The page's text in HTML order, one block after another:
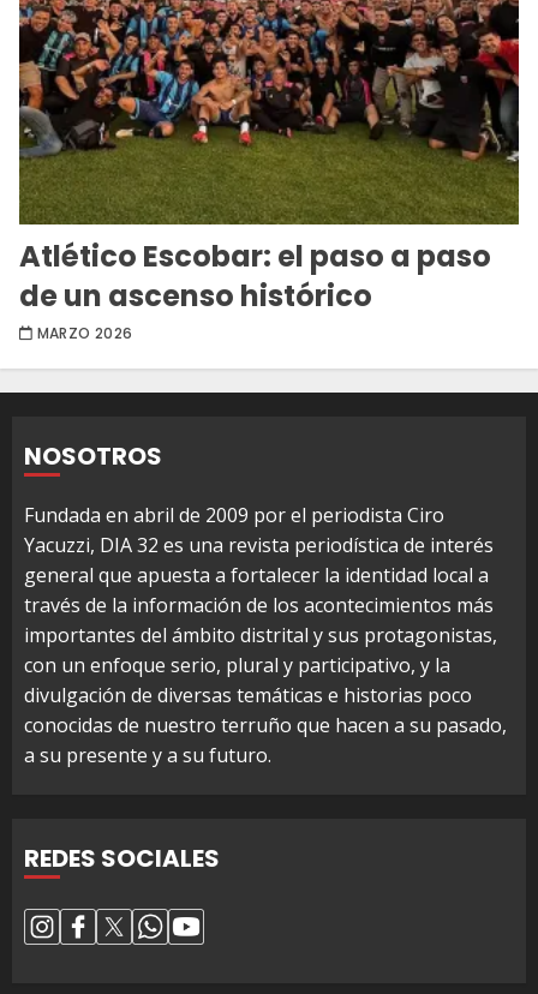
Atlético Escobar: el paso a paso
de un ascenso histórico
MARZO 2026
NOSOTROS
Fundada en abril de 2009 por el periodista Ciro
Yacuzzi, DIA 32 es una revista periodística de interés
general que apuesta a fortalecer la identidad local a
través de la información de los acontecimientos más
importantes del ámbito distrital y sus protagonistas,
con un enfoque serio, plural y participativo, y la
divulgación de diversas temáticas e historias poco
conocidas de nuestro terruño que hacen a su pasado,
a su presente y a su futuro.
REDES SOCIALES